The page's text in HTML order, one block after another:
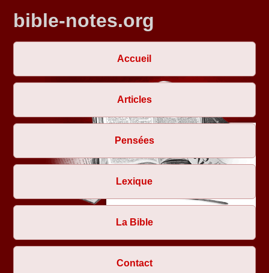
bible-notes.org
Accueil
Articles
Pensées
Lexique
La Bible
Contact